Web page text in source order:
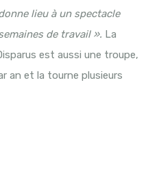
lieu à un spectacle
de travail ». La
est aussi une troupe,
an et la tourne plusieurs